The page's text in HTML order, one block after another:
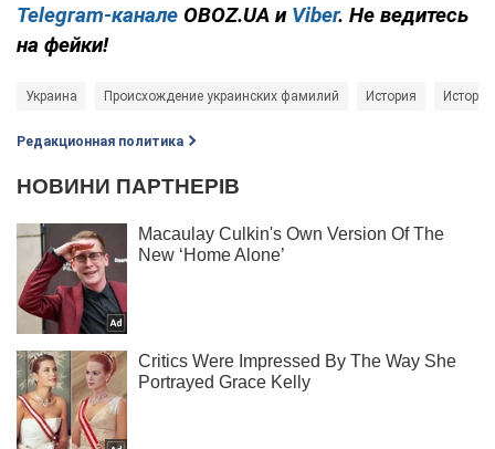
Telegram-канале OBOZ.UA и Viber. Не ведитесь
на фейки!
Украина Происхождение украинских фамилий История
Редакционная политика